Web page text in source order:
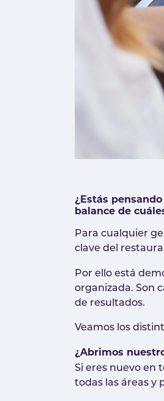
¿Estás
balance de
Para cualquier
clave del
Por ello está
organizada. Son
de resultados.
Veamos los
¿Abrimos
Si eres nuevo en
todas las áreas y